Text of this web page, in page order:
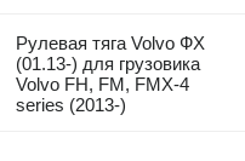
Рулевая тяга Volvo ФХ
(01.13-) для грузовика
Volvo FH, FM, FMX-4
series (2013-)